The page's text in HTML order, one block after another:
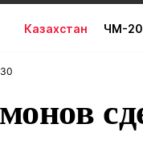
Казахстан ЧМ-